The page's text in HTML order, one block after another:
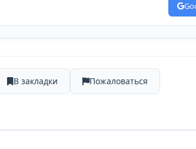
В закладки Пожаловаться